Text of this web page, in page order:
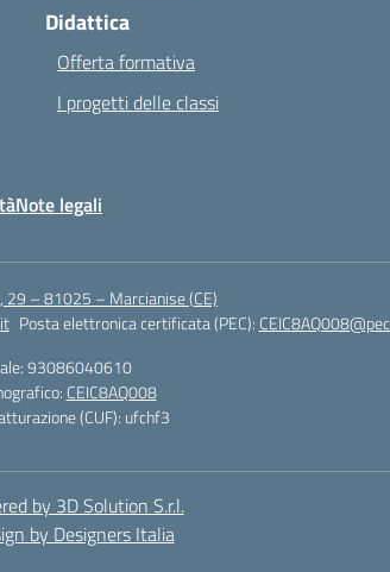
Didattica
Offerta formativa
I progetti delle classi
Note legali
29 – 81025 – Marcianise (CE)
Posta elettronica certificata (PEC):
93086040610
CEIC8AQ008
(CUF): ufchf3
by 3D Solution S.r.l.
by Designers Italia